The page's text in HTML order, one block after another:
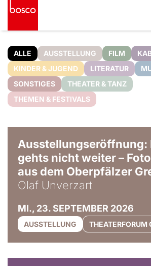
ALLE AUSSTELLUNG FILM
KINDER & JUGEND
LITERATUR
SONSTIGES
THEATER & TANZ
THEMEN & FESTIVALS
Ausstellungseröffnung:
gehts nicht weiter –
aus dem Oberpfälzer
Olaf Unverzart
MI., 23. SEPTEMBER 2026
AUSSTELLUNG THEATERFORUM